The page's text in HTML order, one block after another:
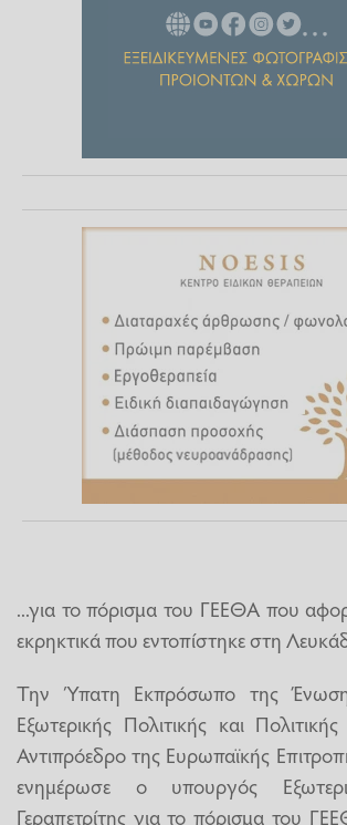
...για το πόρισμα του ΓΕΕΘΑ που
εκρηκτικά που εντοπίστηκε στη
Την Ύπατη Εκπρόσωπο της
Εξωτερικής Πολιτικής και
Αντιπρόεδρο της Ευρωπαϊκής
ενημέρωσε ο υπουργός
Γεραπετρίτης για το πόρισμα του